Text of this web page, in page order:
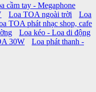
cầm tay - Megaphone
Loa TOA ngoài trời
Loa
TOA phát nhạc shop, cafe
Loa kéo - Loa di động
30W
Loa phát thanh -